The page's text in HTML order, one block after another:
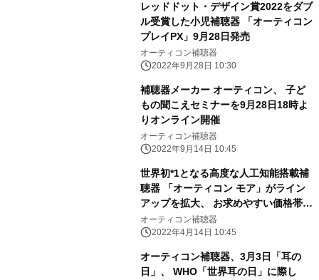
レッドドット・デザイン賞2022をダブ
ル受賞した小児補聴器 「オーティコン
プレイPX」9月28日発売
オーティコン補聴器
2022年9月28日 10:30
補聴器メーカー オーティコン、 子ど
もの聞こえセミナーを9月28日18時よ
りオンライン開催
オーティコン補聴器
2022年9月14日 10:45
世界初*1となる高度な人工知能搭載補
聴器 「オーティコン モア」がライン
アップを拡大、 お求めやすい価格帯の
エッセンシャルクラス*2 「オーティコ
ン ジルコン」も登場
オーティコン補聴器
2022年4月14日 10:45
オーティコン補聴器、3月3日「耳の
日」、 WHO「世界耳の日」に際し